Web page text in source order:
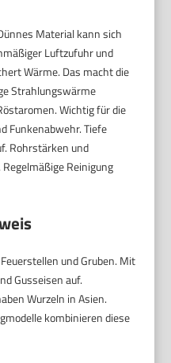
Material kann sich
Luftzufuhr und
Wärme. Das macht die
Strahlungswärme
Wichtig für die
Funkenabwehr. Tiefe
Rohrstärken und
Reinigung
und Gruben. Mit
Gusseisen auf.
Wurzeln in Asien.
kombinieren diese